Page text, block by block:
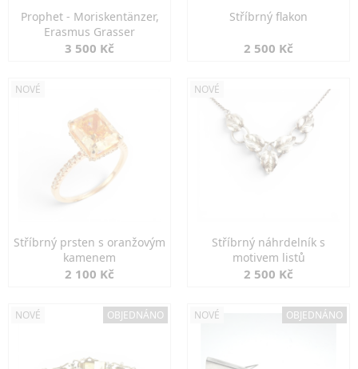
Prophet - Moriskentänzer,
Erasmus Grasser
3 500 Kč
Stříbrný flakon
2 500 Kč
NOVÉ
Stříbrný prsten s oranžovým
kamenem
2 100 Kč
NOVÉ
Stříbrný náhrdelník s
motivem listů
2 500 Kč
NOVÉ OBJEDNÁNO NOVÉ OBJEDNÁNO